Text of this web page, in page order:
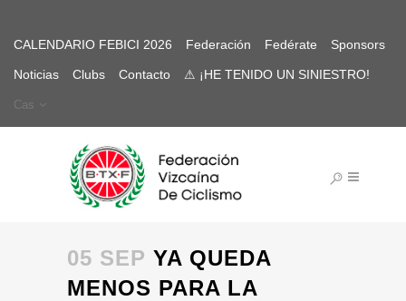
CALENDARIO FEBICI 2026 Federación Fedérate Sponsors
Noticias Clubs Contacto ⚠ ¡HE TENIDO UN SINIESTRO!
Cas
05 SEP YA QUEDA
MENOS PARA LA